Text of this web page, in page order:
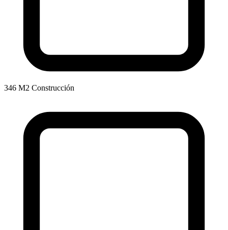
346 M2 Construcción